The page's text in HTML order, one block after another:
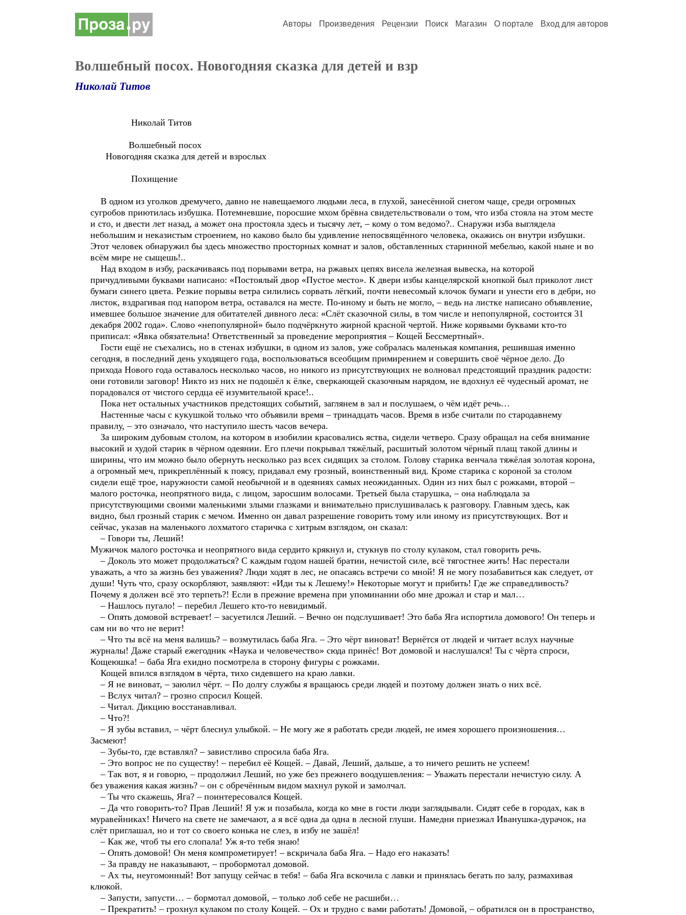
Авторы Произведения Рецензии Поиск Магазин О портале Вход для авторов
Волшебный посох. Новогодняя сказка для детей и взр
Николай Титов
Николай Титов
Волшебный посох
Новогодняя сказка для детей и взрослых
Похищение
В одном из уголков дремучего, давно не навещаемого людьми леса, в глухой, занесённой снегом чаще, среди огромных
сугробов приютилась избушка. Потемневшие, поросшие мхом брёвна свидетельствовали о том, что изба стояла на этом месте
и сто, и двести лет назад, а может она простояла здесь и тысячу лет, – кому о том ведомо?.. Снаружи изба выглядела
небольшим и неказистым строением, но каково было бы удивление непосвящённого человека, окажись он внутри избушки.
Этот человек обнаружил бы здесь множество просторных комнат и залов, обставленных старинной мебелью, какой ныне и во
всём мире не сыщешь!..
Над входом в избу, раскачиваясь под порывами ветра, на ржавых цепях висела железная вывеска, на которой
причудливыми буквами написано: «Постоялый двор «Пустое место». К двери избы канцелярской кнопкой был приколот лист
бумаги синего цвета. Резкие порывы ветра силились сорвать лёгкий, почти невесомый клочок бумаги и унести его в дебри, но
листок, вздрагивая под напором ветра, оставался на месте. По-иному и быть не могло, – ведь на листке написано объявление,
имевшее большое значение для обитателей дивного леса: «Слёт сказочной силы, в том числе и непопулярной, состоится 31
декабря 2002 года». Слово «непопулярной» было подчёркнуто жирной красной чертой. Ниже корявыми буквами кто-то
приписал: «Явка обязательна! Ответственный за проведение мероприятия – Кощей Бессмертный».
Гости ещё не съехались, но в стенах избушки, в одном из залов, уже собралась маленькая компания, решившая именно
сегодня, в последний день уходящего года, воспользоваться всеобщим примирением и совершить своё чёрное дело. До
прихода Нового года оставалось несколько часов, но никого из присутствующих не волновал предстоящий праздник радости:
они готовили заговор! Никто из них не подошёл к ёлке, сверкающей сказочным нарядом, не вдохнул её чудесный аромат, не
порадовался от чистого сердца её изумительной красе!..
Пока нет остальных участников предстоящих событий, заглянем в зал и послушаем, о чём идёт речь…
Настенные часы с кукушкой только что объявили время – тринадцать часов. Время в избе считали по стародавнему
правилу, – это означало, что наступило шесть часов вечера.
За широким дубовым столом, на котором в изобилии красовались яства, сидели четверо. Сразу обращал на себя внимание
высокий и худой старик в чёрном одеянии. Его плечи покрывал тяжёлый, расшитый золотом чёрный плащ такой длины и
ширины, что им можно было обернуть несколько раз всех сидящих за столом. Голову старика венчала тяжёлая золотая корона,
а огромный меч, прикреплённый к поясу, придавал ему грозный, воинственный вид. Кроме старика с короной за столом
сидели ещё трое, наружности самой необычной и в одеяниях самых неожиданных. Один из них был с рожками, второй –
малого росточка, неопрятного вида, с лицом, заросшим волосами. Третьей была старушка, – она наблюдала за
присутствующими своими маленькими злыми глазками и внимательно прислушивалась к разговору. Главным здесь, как
видно, был грозный старик с мечом. Именно он давал разрешение говорить тому или иному из присутствующих. Вот и
сейчас, указав на маленького лохматого старичка с хитрым взглядом, он сказал:
– Говори ты, Леший!
Мужичок малого росточка и неопрятного вида сердито крякнул и, стукнув по столу кулаком, стал говорить речь.
– Доколь это может продолжаться? С каждым годом нашей братии, нечистой силе, всё тягостнее жить! Нас перестали
уважать, а что за жизнь без уважения? Люди ходят в лес, не опасаясь встречи со мной! Я не могу позабавиться как следует, от
души! Чуть что, сразу оскорбляют, заявляют: «Иди ты к Лешему!» Некоторые могут и прибить! Где же справедливость?
Почему я должен всё это терпеть?! Если в прежние времена при упоминании обо мне дрожал и стар и мал…
– Нашлось пугало! – перебил Лешего кто-то невидимый.
– Опять домовой встревает! – засуетился Леший. – Вечно он подслушивает! Это баба Яга испортила домового! Он теперь и
сам ни во что не верит!
– Что ты всё на меня валишь? – возмутилась баба Яга. – Это чёрт виноват! Вернётся от людей и читает вслух научные
журналы! Даже старый ежегодник «Наука и человечество» сюда принёс! Вот домовой и наслушался! Ты с чёрта спроси,
Кощеюшка! – баба Яга ехидно посмотрела в сторону фигуры с рожками.
Кощей впился взглядом в чёрта, тихо сидевшего на краю лавки.
– Я не виноват, – заюлил чёрт. – По долгу службы я вращаюсь среди людей и поэтому должен знать о них всё.
– Вслух читал? – грозно спросил Кощей.
– Читал. Дикцию восстанавливал.
– Что?!
– Я зубы вставил, – чёрт блеснул улыбкой. – Не могу же я работать среди людей, не имея хорошего произношения…
Засмеют!
– Зубы-то, где вставлял? – завистливо спросила баба Яга.
– Это вопрос не по существу! – перебил её Кощей. – Давай, Леший, дальше, а то ничего решить не успеем!
– Так вот, я и говорю, – продолжил Леший, но уже без прежнего воодушевления: – Уважать перестали нечистую силу. А
без уважения какая жизнь? – он с обречённым видом махнул рукой и замолчал.
– Ты что скажешь, Яга? – поинтересовался Кощей.
– Да что говорить-то? Прав Леший! Я уж и позабыла, когда ко мне в гости люди заглядывали. Сидят себе в городах, как в
муравейниках! Ничего на свете не замечают, а я всё одна да одна в лесной глуши. Намедни приезжал Иванушка-дурачок, на
слёт приглашал, но и тот со своего конька не слез, в избу не зашёл!
– Как же, чтоб ты его слопала! Уж я-то тебя знаю!
– Опять домовой! Он меня компрометирует! – вскричала баба Яга. – Надо его наказать!
– За правду не наказывают, – пробормотал домовой.
– Ах ты, неугомонный! Вот запущу сейчас в тебя! – баба Яга вскочила с лавки и принялась бегать по залу, размахивая
клюкой.
– Запусти, запусти… – бормотал домовой, – только лоб себе не расшиби…
– Прекратить! – грохнул кулаком по столу Кощей. – Ох и трудно с вами работать! Домовой, – обратился он в пространство,